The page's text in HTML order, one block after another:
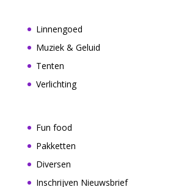
Linnengoed
Muziek & Geluid
Tenten
Verlichting
Fun food
Pakketten
Diversen
Inschrijven Nieuwsbrief